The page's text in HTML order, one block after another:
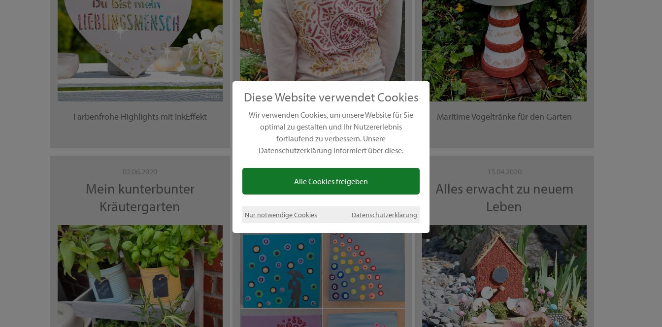
Diese Website verwendet Cookies
Wir verwenden Cookies, um unsere Website für Sie
optimal zu gestalten und Ihr Nutzererlebnis
fortlaufend zu verbessern. Unsere
Datenschutzerklärung informiert über diese.
Alle Cookies freigeben
Nur notwendige Cookies Datenschutzerklärung
Farbenfrohe Highlights mit InkEffekt
… oder was man mit Farben auf Shirts
machen kann
Maritime Vogeltränke für den Garten
02.06.2020
Mein kunterbunter
Kräutergarten
Blobpainting
15.04.2020
Alles erwacht zu neuem
Leben